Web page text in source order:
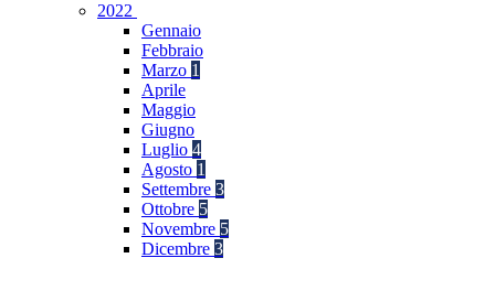
2022
Gennaio
Febbraio
Marzo 1
Aprile
Maggio
Giugno
Luglio 4
Agosto 1
Settembre 3
Ottobre 5
Novembre 5
Dicembre 3